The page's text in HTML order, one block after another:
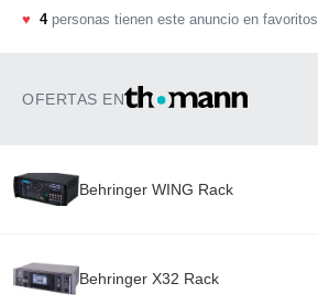
♥ 4personas tienen este anuncio en favoritos
OFERTAS EN
Behringer WING Rack
Behringer X32 Rack